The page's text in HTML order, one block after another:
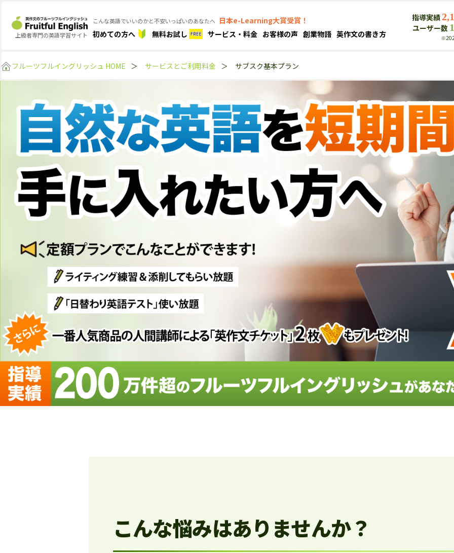
上級者専門の英語学習サイト
こんな英語でいいのかと不安いっぱいのあなたへ 日本e-Learning大賞受賞！
初めての方へ
無料お試し サービス・料金 お客様の声 創業物語 英作文の書き方
指導実績
ユーザー数
フルーツフルイングリッシュ HOME ＞ サービスとご利用料金 ＞ サブスク基本プラン
こんな悩みはありませんか？